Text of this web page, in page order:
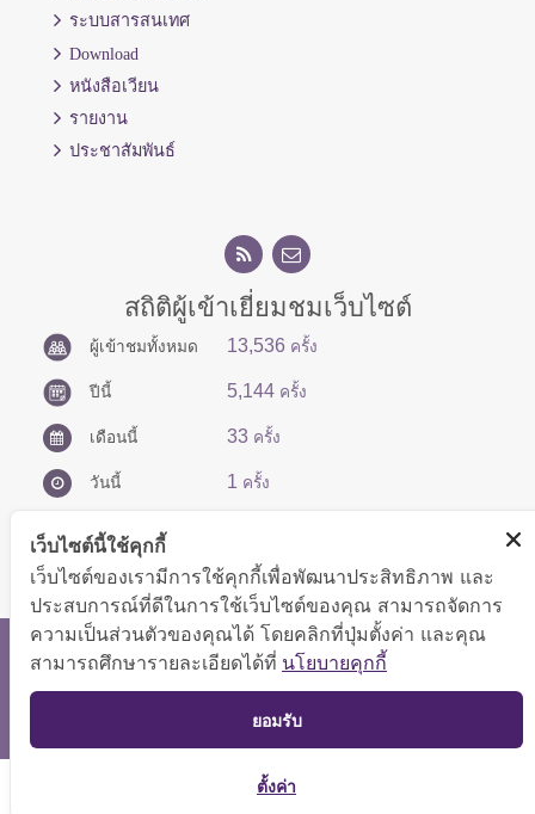
ระบบสารสนเทศ
Download
หนังสือเวียน
รายงาน
ประชาสัมพันธ์
สถิติผู้เข้าเยี่ยมชมเว็บไซต์
ผู้เข้าชมทั้งหมด 13,536 ครั้ง
ปีนี้ 5,144 ครั้ง
เดือนนี้ 33 ครั้ง
วันนี้ 1 ครั้ง
สงวนลิขสิทธิ์ © 2566 กองบริหารการคลัง
แสดงผลได้ดีที่ขนาดหน้าจอ 1024x768 pixel
แผนผังเว็บไซต์
TOP
เว็บไซต์นี้ใช้คุกกี้
เว็บไซต์ของเรามีการใช้คุกกี้เพื่อพัฒนาประสิทธิภาพ และ
ประสบการณ์ที่ดีในการใช้เว็บไซต์ของคุณ สามารถจัดการ
ความเป็นส่วนตัวของคุณได้ โดยคลิกที่ปุ่มตั้งค่า และคุณ
สามารถศึกษารายละเอียดได้ที่ นโยบายคุกกี้
ยอมรับ
ตั้งค่า